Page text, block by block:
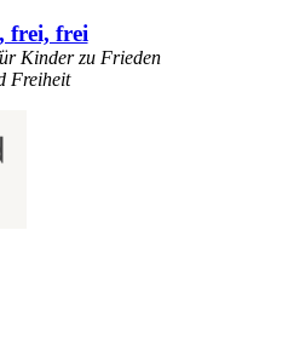
frei, frei
Kinder zu Frieden
Freiheit